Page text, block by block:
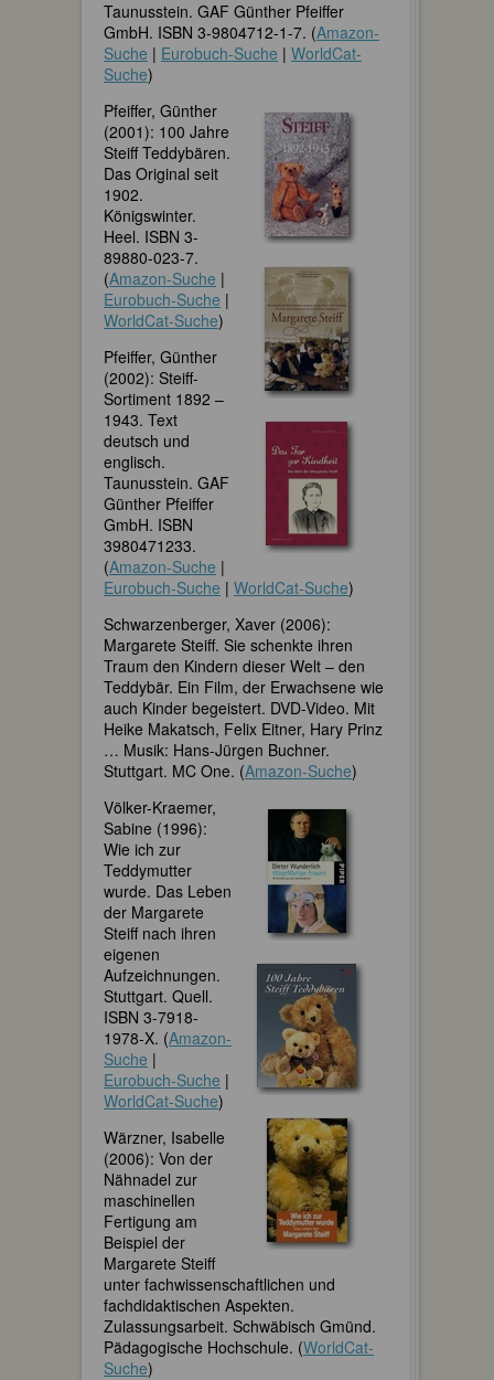
Taunusstein. GAF Günther Pfeiffer
GmbH. ISBN 3-9804712-1-7. (Amazon-
Suche | Eurobuch-Suche | WorldCat-
Suche)
Pfeiffer, Günther
(2001): 100 Jahre
Steiff Teddybären.
Das Original seit
1902.
Königswinter.
Heel. ISBN 3-
89880-023-7.
(Amazon-Suche |
Eurobuch-Suche |
WorldCat-Suche)
Pfeiffer, Günther
(2002): Steiff-
Sortiment 1892 –
1943. Text
deutsch und
englisch.
Taunusstein. GAF
Günther Pfeiffer
GmbH. ISBN
3980471233.
(Amazon-Suche |
Eurobuch-Suche | WorldCat-Suche)
Schwarzenberger, Xaver (2006):
Margarete Steiff. Sie schenkte ihren
Traum den Kindern dieser Welt – den
Teddybär. Ein Film, der Erwachsene wie
auch Kinder begeistert. DVD-Video. Mit
Heike Makatsch, Felix Eitner, Hary Prinz
… Musik: Hans-Jürgen Buchner.
Stuttgart. MC One. (Amazon-Suche)
Völker-Kraemer,
Sabine (1996):
Wie ich zur
Teddymutter
wurde. Das Leben
der Margarete
Steiff nach ihren
eigenen
Aufzeichnungen.
Stuttgart. Quell.
ISBN 3-7918-
1978-X. (Amazon-
Suche |
Eurobuch-Suche |
WorldCat-Suche)
Wärzner, Isabelle
(2006): Von der
Nähnadel zur
maschinellen
Fertigung am
Beispiel der
Margarete Steiff
unter fachwissenschaftlichen und
fachdidaktischen Aspekten.
Zulassungsarbeit. Schwäbisch Gmünd.
Pädagogische Hochschule. (WorldCat-
Suche)